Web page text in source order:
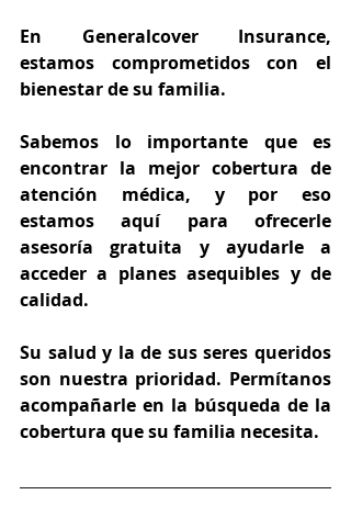
En Generalcover Insurance,
estamos comprometidos con el
bienestar de su familia.
Sabemos lo importante que es
encontrar la mejor cobertura de
atención médica, y por eso
estamos aquí para ofrecerle
asesoría gratuita y ayudarle a
acceder a planes asequibles y de
calidad.
Su salud y la de sus seres queridos
son nuestra prioridad. Permítanos
acompañarle en la búsqueda de la
cobertura que su familia necesita.